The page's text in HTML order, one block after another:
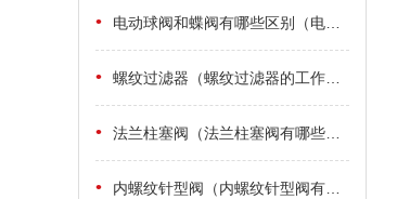
• 电动球阀和蝶阀有哪些区别（电动球阀和电动蝶阀的区别）
• 螺纹过滤器（螺纹过滤器的工作原理）
• 法兰柱塞阀（法兰柱塞阀有哪些优点）
• 内螺纹针型阀（内螺纹针型阀有哪些组成部件）